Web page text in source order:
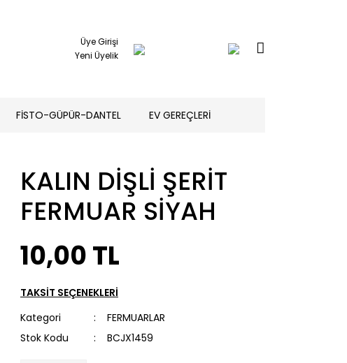
Üye Girişi
Yeni Üyelik
FİSTO-GÜPÜR-DANTEL EV GEREÇLERİ
KALIN DİŞLİ ŞERİT
FERMUAR SİYAH
10,00 TL
TAKSİT SEÇENEKLERİ
Kategori
FERMUARLAR
Stok Kodu
BCJX1459